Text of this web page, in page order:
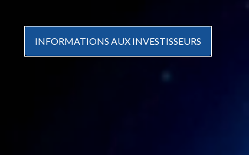
INFORMATIONS AUX INVESTISSEURS